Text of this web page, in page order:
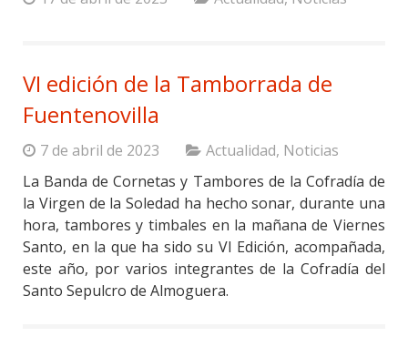
VI edición de la Tamborrada de
Fuentenovilla
7 de abril de 2023 Actualidad, Noticias
La Banda de Cornetas y Tambores de la Cofradía de
la Virgen de la Soledad ha hecho sonar, durante una
hora, tambores y timbales en la mañana de Viernes
Santo, en la que ha sido su VI Edición, acompañada,
este año, por varios integrantes de la Cofradía del
Santo Sepulcro de Almoguera.